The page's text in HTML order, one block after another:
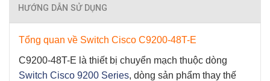
HƯỚNG DẪN SỬ DỤNG
Tổng quan về Switch Cisco C9200-48T-E
C9200-48T-E là thiết bị chuyển mạch thuộc dòng
Switch Cisco 9200 Series, dòng sản phẩm thay thế